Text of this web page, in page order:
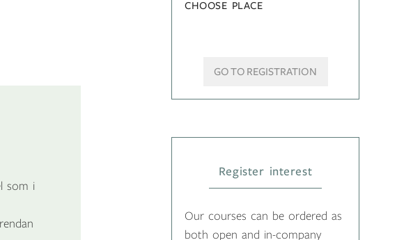
som i
CHOOSE PLACE
GO TO REGISTRATION
Register interest
Our courses can be ordered as
both open and in-company